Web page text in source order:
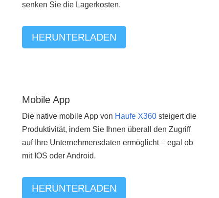
senken Sie die Lagerkosten.
HERUNTERLADEN
Mobile App
Die native mobile App von Haufe X360steigert die
Produktivität, indem Sie Ihnen überall den Zugriff
auf Ihre Unternehmensdaten ermöglicht – egal ob
mit IOS oder Android.
HERUNTERLADEN